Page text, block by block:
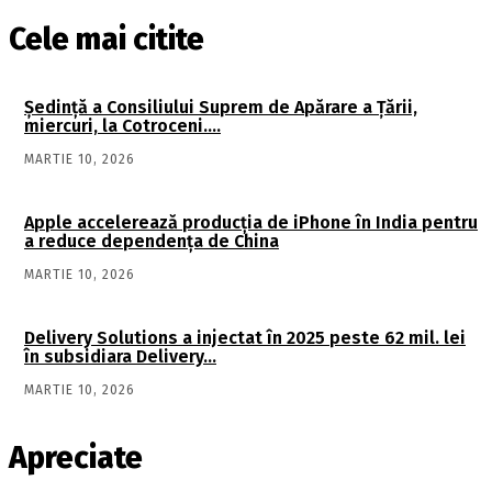
Cele mai citite
Şedinţă a Consiliului Suprem de Apărare a Ţării,
miercuri, la Cotroceni….
MARTIE 10, 2026
Apple accelerează producția de iPhone în India pentru
a reduce dependența de China
MARTIE 10, 2026
Delivery Solutions a injectat în 2025 peste 62 mil. lei
în subsidiara Delivery…
MARTIE 10, 2026
Apreciate